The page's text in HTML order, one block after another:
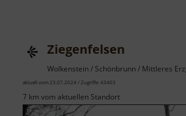
Ziegenfelsen
Wolkenstein / Schönbrunn / Mittleres
aktuell vom 23.07.2024 / Zugriffe: 43403
7 km vom aktuellen Standort